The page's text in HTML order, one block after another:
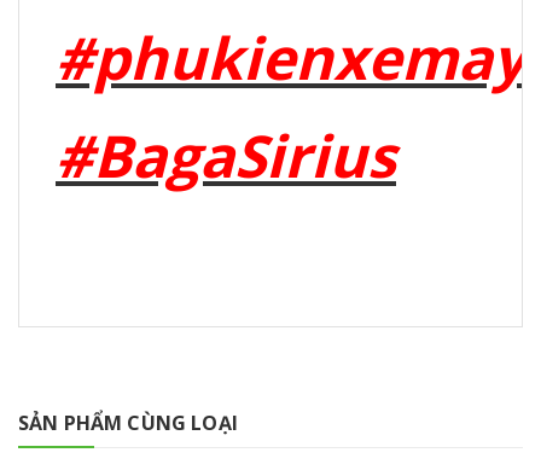
#phukienxemay
#BagaSirius
SẢN PHẨM CÙNG LOẠI